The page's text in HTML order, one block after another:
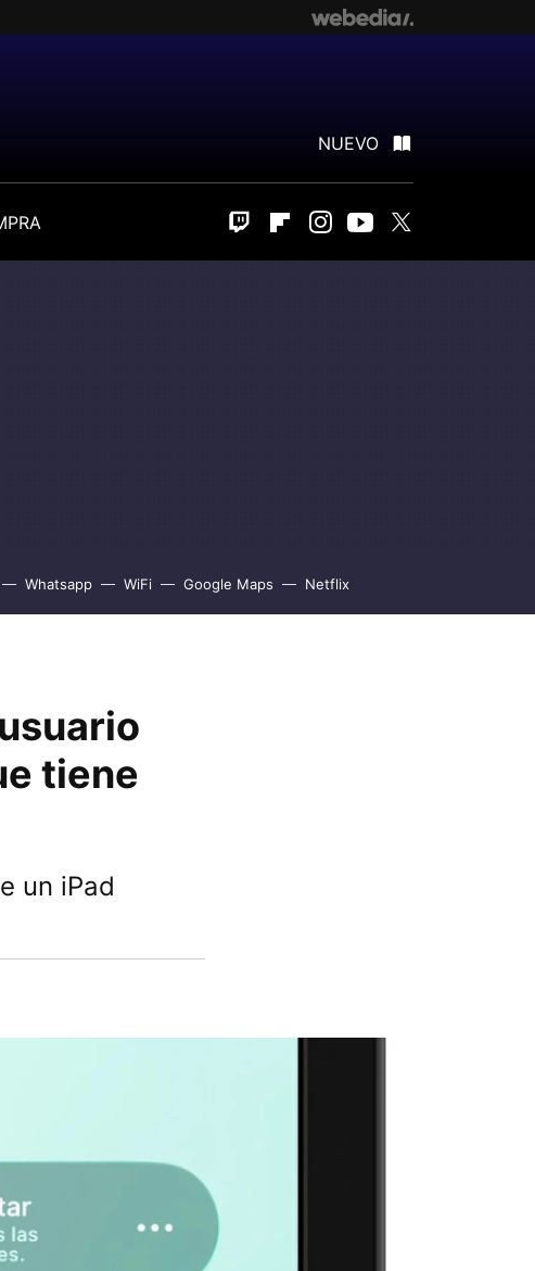
NUEVO
Twitch FlipboardInstagram
Youtube
Whatsapp WiFi Google Maps Netflix
tiene
un iPad